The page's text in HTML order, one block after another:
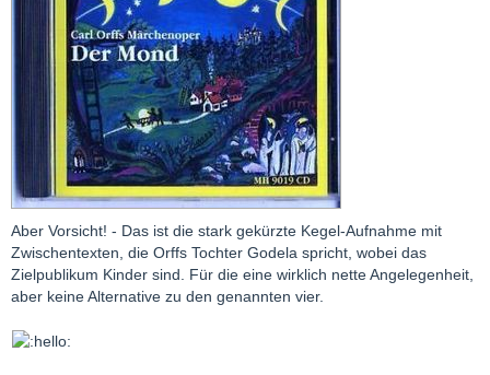
Aber Vorsicht! - Das ist die stark gekürzte Kegel-Aufnahme mit
Zwischentexten, die Orffs Tochter Godela spricht, wobei das
Zielpublikum Kinder sind. Für die eine wirklich nette Angelegenheit,
aber keine Alternative zu den genannten vier.